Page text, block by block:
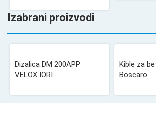
Izabrani proizvodi
Dizalica DM 200APP
VELOX IORI
Kible za
Boscaro